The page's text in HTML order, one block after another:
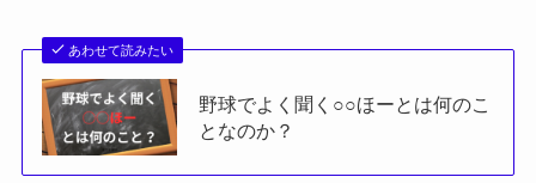
あわせて読みたい
野球でよく聞く○○ほーとは何のこ
となのか？